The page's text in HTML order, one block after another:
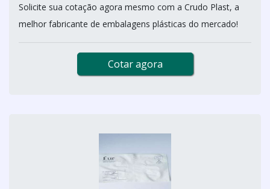
Solicite sua cotação agora mesmo com a Crudo Plast, a
melhor fabricante de embalagens plásticas do mercado!
Cotar agora